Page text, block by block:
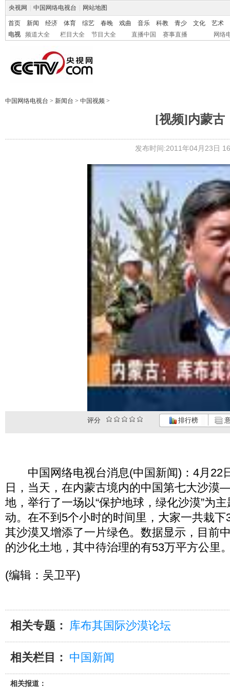
央视网 中国网络电视台 网站地图
首页 新闻 经济 体育 综艺 春晚 戏曲 音乐 科教 青少 文化
艺术
电视
频道大全 栏目大全 节目大全 直播中国 赛事直播 网络
中国网络电视台 > 新闻台 > 中国视频 >
[视频]内蒙古
发布时间:2011年04月23日
评分 排行榜
中国网络电视台消息(中国新闻)：4月22
日，当天，在内蒙古境内的中国第七大沙
地，举行了一场以“保护地球，绿化沙漠”为
动。在不到5个小时的时间里，大家一共栽
其沙漠又增添了一片绿色。数据显示，目前
的沙化土地，其中待治理的有53万平方公里
(编辑：吴卫平)
相关专题： 库布其国际沙漠论坛
相关栏目： 中国新闻
相关报道：